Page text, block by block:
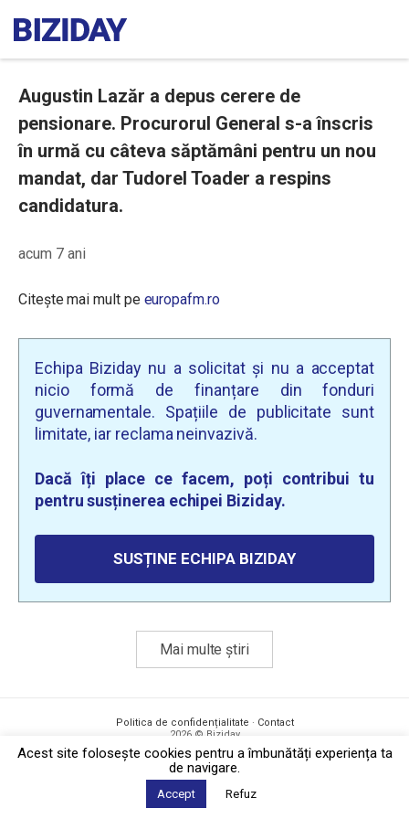
Augustin Lazăr a depus cerere de
pensionare. Procurorul General s-a înscris
în urmă cu câteva săptămâni pentru un nou
mandat, dar Tudorel Toader a respins
candidatura.
acum 7 ani
Citește mai mult pe europafm.ro
Echipa Biziday nu a solicitat și nu a acceptat
nicio formă de finanțare din fonduri
guvernamentale. Spațiile de publicitate sunt
limitate, iar reclama neinvazivă.
Dacă îți place ce facem, poți contribui tu
pentru susținerea echipei Biziday.
SUSȚINE ECHIPA BIZIDAY
Mai multe știri
Politica de confidențialitate · Contact
2026 © Biziday
Acest site foloseşte cookies pentru a îmbunătăți experiența ta
de navigare.
Accept Refuz